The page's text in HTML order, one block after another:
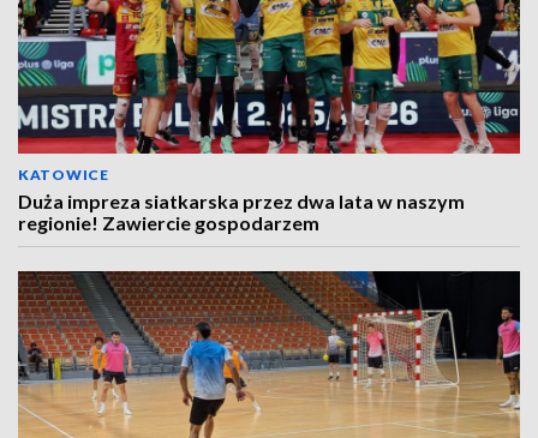
KATOWICE
Duża impreza siatkarska przez dwa lata w naszym
regionie! Zawiercie gospodarzem